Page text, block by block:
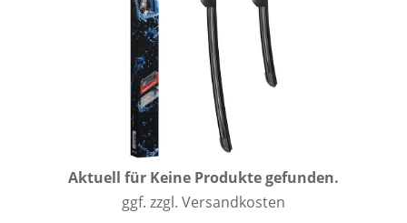
Aktuell für Keine Produkte gefunden.
ggf. zzgl. Versandkosten